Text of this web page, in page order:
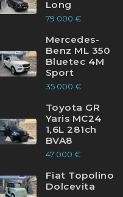
Long
79 000 €
Mercedes-
Benz ML 350
Bluetec 4M
Sport
35 000 €
Toyota GR
Yaris MC24
1,6L 281ch
BVA8
47 000 €
Fiat Topolino
Dolcevita